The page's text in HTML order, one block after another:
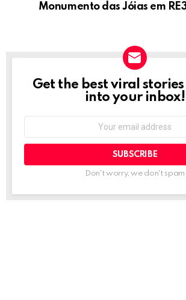
Monumento das Jóias em
NEWSLETTER
Get the best viral
into your inbox!
Don't worry, we don't spam